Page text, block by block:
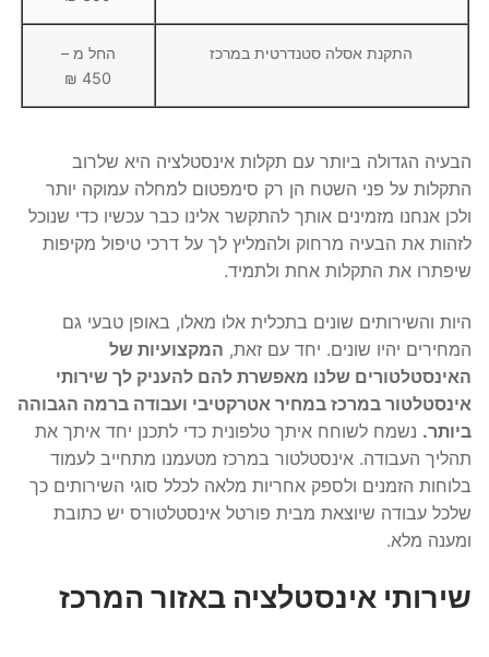
התקנת אסלה סטנדרטית במרכז
החל מ –
450 ₪
הבעיה הגדולה ביותר עם תקלות אינסטלציה היא שלרוב
התקלות על פני השטח הן רק סימפטום למחלה עמוקה יותר
ולכן אנחנו מזמינים אותך להתקשר אלינו כבר עכשיו כדי שנוכל
לזהות את הבעיה מרחוק ולהמליץ לך על דרכי טיפול מקיפות
שיפתרו את התקלות אחת ולתמיד.
היות והשירותים שונים בתכלית אלו מאלו, באופן טבעי גם
המחירים יהיו שונים. יחד עם זאת, המקצועיות של
האינסטלטורים שלנו מאפשרת להם להעניק לך שירותי
אינסטלטור במרכז במחיר אטרקטיבי ועבודה ברמה הגבוהה
ביותר. נשמח לשוחח איתך טלפונית כדי לתכנן יחד איתך את
תהליך העבודה. אינסטלטור במרכז מטעמנו מתחייב לעמוד
בלוחות הזמנים ולספק אחריות מלאה לכלל סוגי השירותים כך
שלכל עבודה שיוצאת מבית פורטל אינסטלטורס יש כתובת
ומענה מלא.
שירותי אינסטלציה באזור המרכז